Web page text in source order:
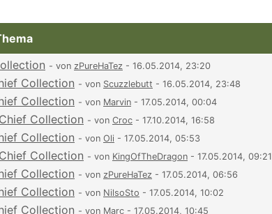
- von zPureHaTez - 16.05.2014, 23:20
Collection - von Scuzzlebutt - 16.05.2014, 23:48
Collection - von Marvin - 17.05.2014, 00:04
Collection - von Croc - 17.10.2014, 16:58
Collection - von Oli - 17.05.2014, 05:53
Collection - von KingOfTheDragon - 17.05.2014, 09:21
Collection - von zPureHaTez - 17.05.2014, 06:56
Collection - von NilsoSto - 17.05.2014, 10:02
Collection - von Marc - 17.05.2014, 10:45